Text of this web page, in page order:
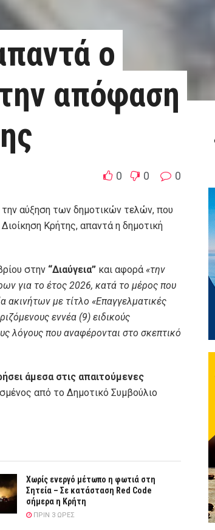
ο
απόφαση
0 0 0
αύξηση των δημοτικών τελών, που
Κρήτης, απαντά η δημοτική
στην “Διαύγεια” και αφορά «την
για το έτος 2026, κατά το μέρος που
ακινήτων με τίτλο «Επαγγελματικές
εννέα (9) ειδικούς
λόγους που αναφέρονται στο σκεπτικό
άμεσα στις απαιτούμενες
από το Δημοτικό Συμβούλιο
Χωρίς ενεργό μέτωπο η φωτιά στη
Σητεία – Σε κατάσταση Red Code
σήμερα η Κρήτη
ΠΡΙΝ 3 ΏΡΕΣ